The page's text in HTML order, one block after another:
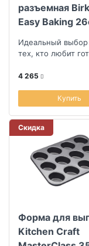
разъемная
Easy Baking
Идеальный выбор
тех, кто любит
4 265
Купить
Скидка
Форма для
Kitchen Craft